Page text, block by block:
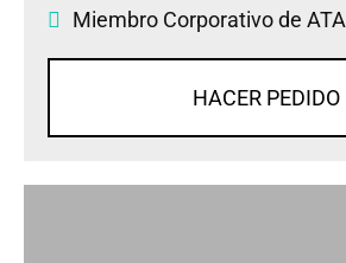
Miembro Corporativo de ATA
HACER PEDIDO